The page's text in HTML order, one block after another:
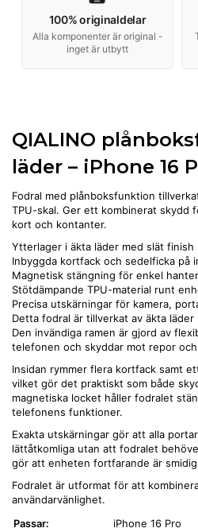
100% originaldelar
Alla komponenter är original -
inget är utbytt
QIALINO
läder – iPhone 16
Fodral med plånboksfunktion
TPU-skal. Ger ett kombinerat skydd
kort och kontanter.
Ytterlager i äkta läder med slät finish
Inbyggda kortfack och sedelficka på
Magnetisk stängning för enkel
Stötdämpande TPU-material runt
Precisa utskärningar för kamera,
Detta fodral är tillverkat av äkta
Den invändiga ramen är gjord av
telefonen och skyddar mot repor
Insidan rymmer flera kortfack samt
vilket gör det praktiskt som både
magnetiska locket håller fodralet
telefonens funktioner.
Exakta utskärningar gör att alla
lättåtkomliga utan att fodralet
gör att enheten fortfarande är
Fodralet är utformat för att
användarvänlighet.
Passar:
iPhone 16 Pro